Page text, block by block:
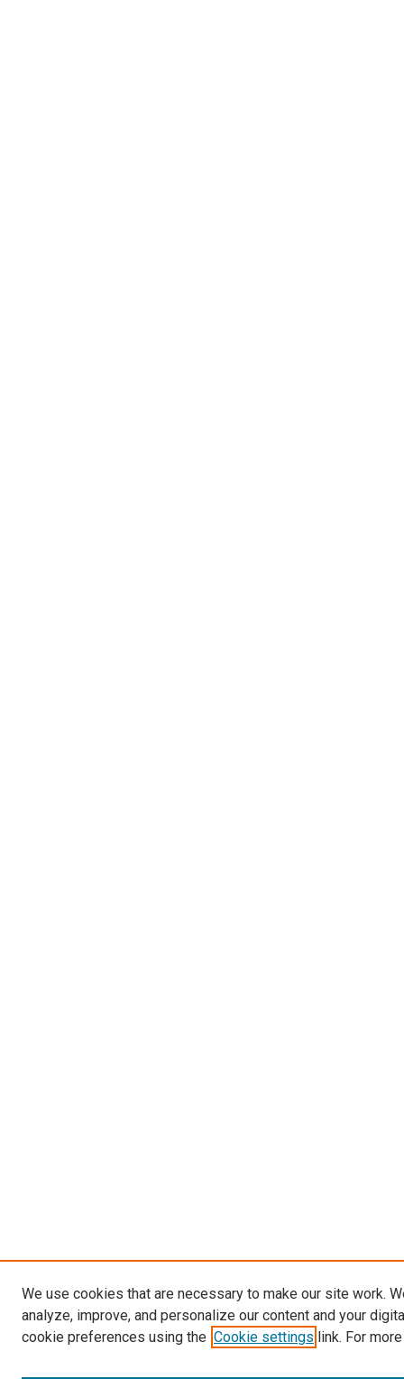
We use cookies that are necessary to make our site work.
analyze, improve, and personalize our content and your
cookie preferences using the Cookie settings link. For